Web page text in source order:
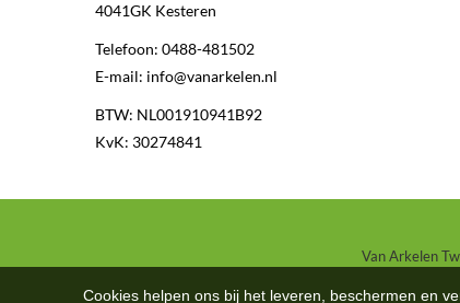
4041GK Kesteren
Telefoon: 0488-481502
E-mail: info@vanarkelen.nl
BTW: NL001910941B92
KvK: 30274841
Van Arkelen
Cookies helpen ons bij het leveren, beschermen en